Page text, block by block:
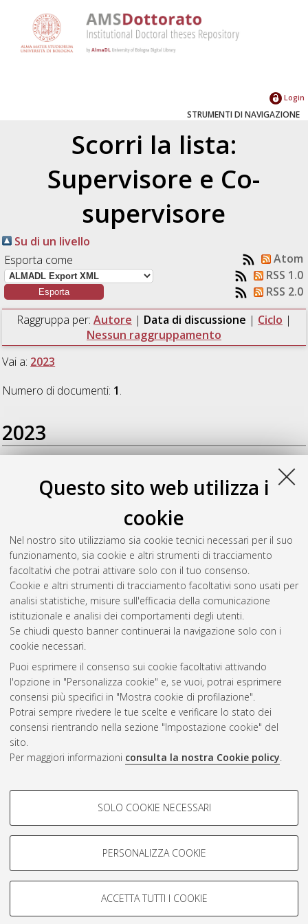
Questo sito web utilizza i
cookie
Nel nostro sito utilizziamo sia cookie tecnici necessari per il suo
funzionamento, sia cookie e altri strumenti di tracciamento
facoltativi che potrai attivare solo con il tuo consenso.
Cookie e altri strumenti di tracciamento facoltativi sono usati per
analisi statistiche, misure sull'efficacia della comunicazione
istituzionale e analisi dei comportamenti degli utenti.
Se chiudi questo banner continuerai la navigazione solo con i
cookie necessari.
Puoi esprimere il consenso sui cookie facoltativi attivando
l'opzione in "Personalizza cookie" e, se vuoi, potrai esprimere
consensi più specifici in "Mostra cookie di profilazione".
Potrai sempre rivedere le tue scelte e verificare lo stato dei
consensi rientrando nella sezione "Impostazione cookie" del
sito.
Per maggiori informazioni consulta la nostra Cookie policy.
COOKIE DI PROFILAZIONE -
Si tratta di cookie utilizzati per analizzare le caratteristiche della
navigazione degli utenti, creare profili in base al loro comportamento
Mostra cookie di profilazione
COOKIE TECNICI - NECESSARI
SOLO COOKIE NECESSARI
PERSONALIZZA COOKIE
ACCETTA TUTTI I COOKIE
Login
STRUMENTI DI NAVIGAZIONE
Scorri la lista:
Supervisore e Co-
supervisore
Su di un livello
Esporta come
Atom
RSS 1.0
RSS 2.0
Raggruppa per: Autore | Data di discussione | Ciclo |
Nessun raggruppamento
Vai a: 2023
Numero di documenti: 1.
2023
Strategies to hijack MTs dysfunction
in neurodegenerative tauopathies: Design and synthesis of
novel CNS-disease-modifying tools , [Dissertation thesis], Alma
Mater Studiorum Università di Bologna. Dottorato di ricerca in
Scienze biotecnologiche, biocomputazionali, farmaceutiche e
farmacologiche , 35 Ciclo. DOI
10.48676/unibo/amsdottorato/10775.
Questa lista e' stata generata ilSat Aug 8 20:45:53 2026
Atom
Rss 1.0
Rss 2.0
ISSN: 2038-7946
Impostazioni Cookie
Informativa sulla privacy
Condizioni d’uso del sito